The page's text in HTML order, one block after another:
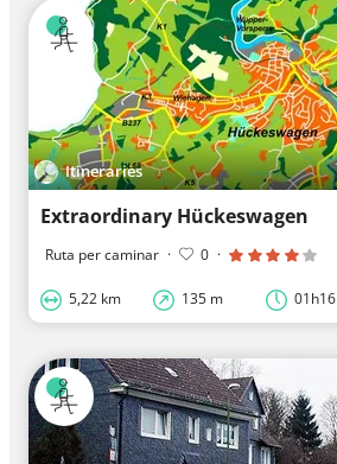
Itineraries
Extraordinary Hückeswagen
Ruta per caminar · 0 ·
5,22 km 135 m 01h16